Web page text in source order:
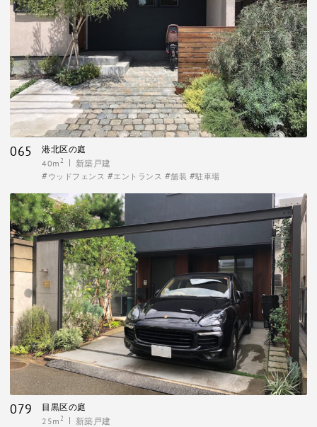
065
港北区の庭
40m2 新築戸建
ウッドフェンス エントランス 舗装 駐車場
079
目黒区の庭
25m2 新築戸建